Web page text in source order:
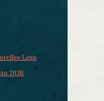
See Less
2026